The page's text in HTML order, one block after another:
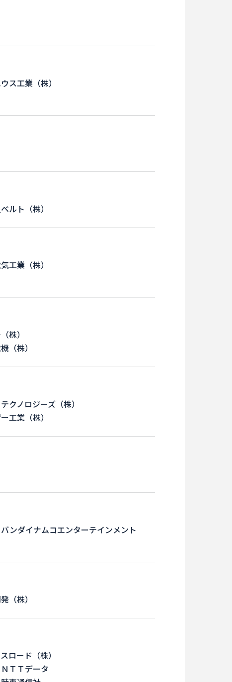
ス工業（株）
ルト（株）
工業（株）
株）
（株）
クノロジーズ（株）
工業（株）
バンダイナムコエンターテインメント
（株）
ロード（株）
ＮＴＴデータ